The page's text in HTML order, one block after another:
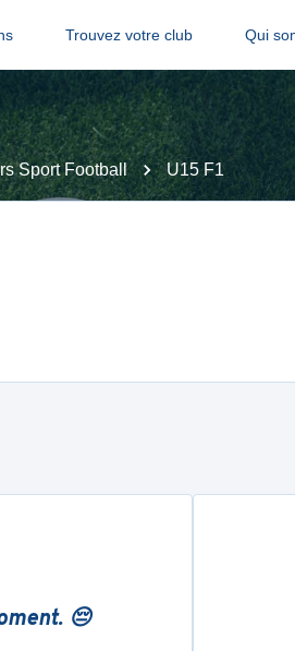
Trouvez votre club Qui
Sport Football U15 F1
😔